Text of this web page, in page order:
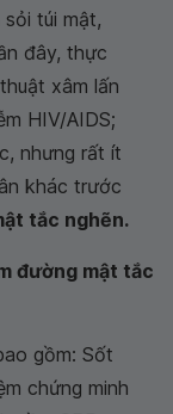
túi mật,
đây, thực
xâm lấn
HIV/AIDS;
nhưng rất ít
khác trước
tắc nghẽn.
đường mật tắc
gồm: Sốt
chứng minh